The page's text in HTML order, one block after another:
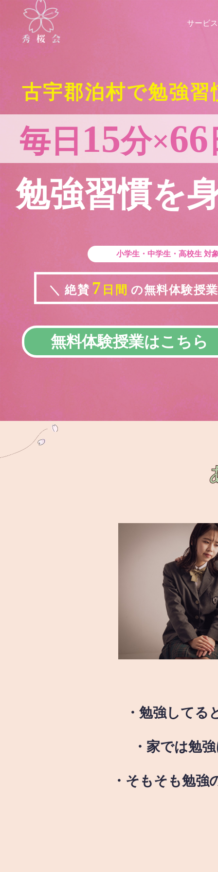
サービス
古宇郡泊村で勉強
毎日 15分×66
勉強習慣を
小学生・中学生・高校生 対
＼ 絶賛 7 日間 の無料体験授
無料体験授業はこちら
・勉強して
・家では勉
・そもそも勉